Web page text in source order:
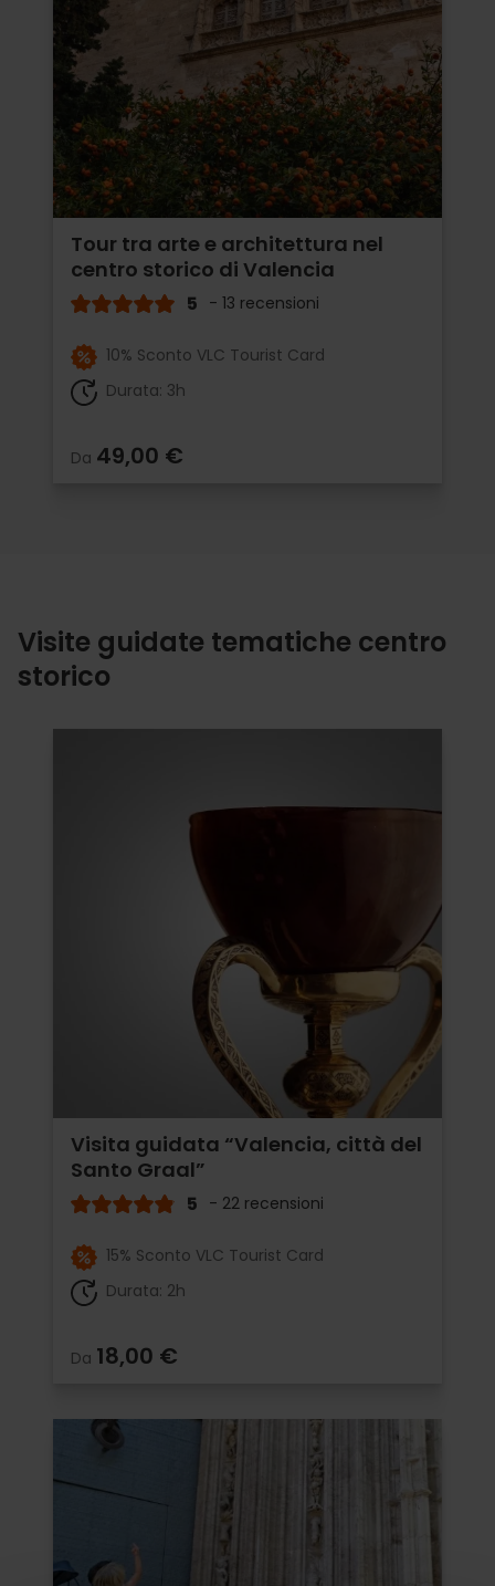
Tour tra arte e architettura nel
centro storico di Valencia
5 - 13 recensioni
10% Sconto VLC Tourist Card
Durata: 3h
Da 49,00 €
Visite guidate tematiche centro
storico
Visita guidata “Valencia, città del
Santo Graal”
5 - 22 recensioni
15% Sconto VLC Tourist Card
Durata: 2h
Da 18,00 €